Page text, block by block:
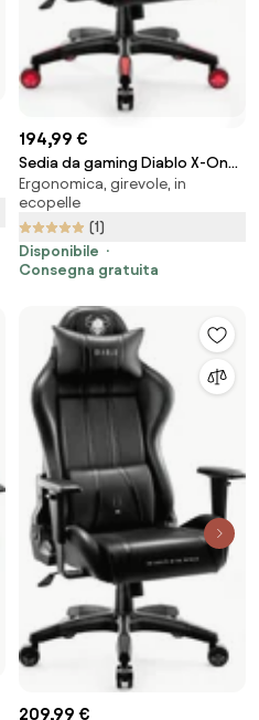
194,99 €
Sedia da gaming Diablo X-One
2.0 Normal Size: Nero-rosso
Ergonomica, girevole, in
ecopelle
(1)
Disponibile
Consegna gratuita
209,99 €